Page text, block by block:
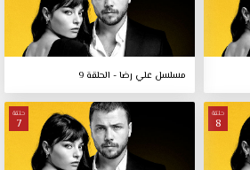
مسلسل علي رضا - الحلقة 9
حلقة
8
حلقة
7